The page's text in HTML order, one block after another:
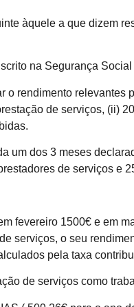
àquele a que dizem
na Segurança
rendimento
de serviços, (ii)
um dos 3 meses
de serviços e
fevereiro 1500€ e em
serviços, o seu
pela taxa
de serviços como